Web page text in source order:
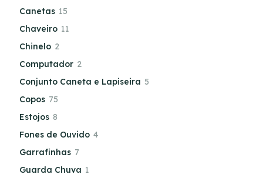
Canetas 15
Chaveiro 11
Chinelo 2
Computador 2
Conjunto Caneta e Lapiseira 5
Copos 75
Estojos 8
Fones de Ouvido 4
Garrafinhas 7
Guarda Chuva 1